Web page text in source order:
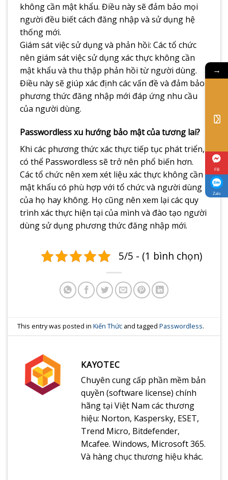
không cần mật khẩu. Điều này sẽ đảm bảo mọi
người đều biết cách đăng nhập và sử dụng hệ
thống mới.
Giám sát việc sử dụng và phản hồi: Các tổ chức
nên giám sát việc sử dụng xác thực không cần
mật khẩu và thu thập phản hồi từ người dùng.
Điều này sẽ giúp xác định các vấn đề và đảm bảo
phương thức đăng nhập mới đáp ứng nhu cầu
của người dùng.
Passwordless xu hướng bảo mật của tương lai?​
Khi các phương thức xác thực tiếp tục phát triển,
có thể Passwordless sẽ trở nên phổ biến hơn.
Các tổ chức nên xem xét liệu xác thực không cần
mật khẩu có phù hợp với tổ chức và người dùng
của họ hay không. Họ cũng nên xem lại các quy
trình xác thực hiện tại của mình và đào tạo người
dùng sử dụng phương thức đăng nhập mới.
5/5 - (1 bình chọn)
This entry was posted inKiến Thức and taggedPasswordless.
KAYOTEC
Chuyên cung cấp phần mềm bản
quyền (software license) chính
hãng tại Việt Nam các thương
hiệu: Norton, Kaspersky, ESET,
Trend Micro, Bitdefender,
Mcafee. Windows, Microsoft 365.
Và hàng chục thương hiệu khác.
→
FB
Zalo